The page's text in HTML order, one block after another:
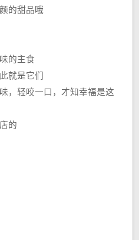
的甜品哦
的主食
是它们
，轻咬一口，才知幸福是这
的